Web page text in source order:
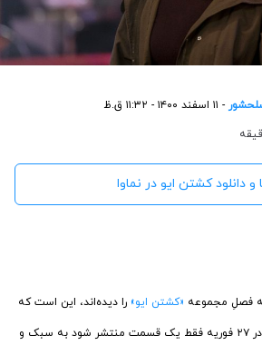
- ۱۱ اسفند ۱۴۰۰ - ۱۱:۳۲ ق.ظ
و دانلود کشتن ایو در نماوا
فصلِ مجموعه «کشتن ایو» را دیده‌اند، این است که
از فصل آخرش به جای آنکه در ۲۷ فوریه فقط یک قسمت منتشر شود به سبک و